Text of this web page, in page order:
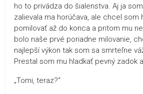
ho to privádza do šialenstva. Aj ja
zalievala ma horúčava, ale chcel som
pomilovať až do konca a pritom mu
bolo naše prvé poriadne milovanie,
najlepší výkon tak som sa smrteľne
Prestal som mu hladkať pevný zadok
„Tomi, teraz?“